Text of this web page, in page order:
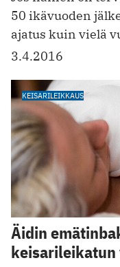
50 ikävuoden
ajatus kuin vielä
3.4.2016
KEISARILEIKKAUS
Äidin
keisarileikatun